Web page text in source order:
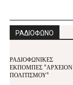
ΡΑΔΙΟΦΩΝΟ
ΡΑΔΙΟΦΩΝΙΚΕΣ
ΕΚΠΟΜΠΕΣ "ΑΡΧΕΙΟΝ
ΠΟΛΙΤΙΣΜΟΥ"